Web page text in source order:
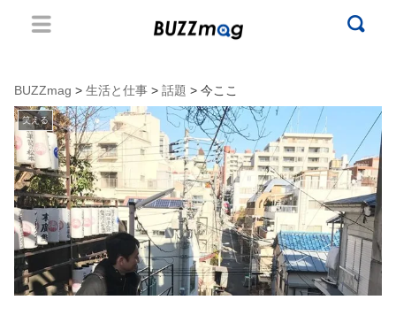
BUZZmag > 生活と仕事 > 話題 > 今ここ
笑える